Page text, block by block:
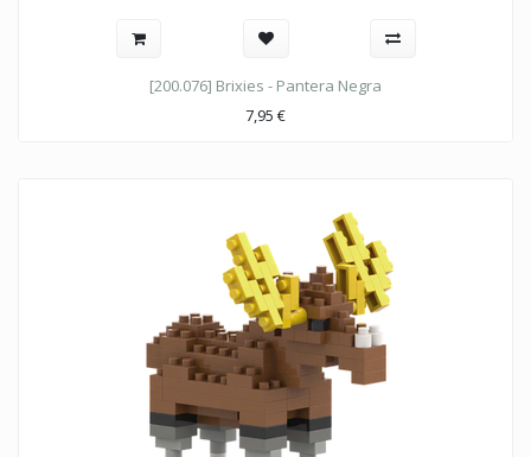
[200.076] Brixies - Pantera Negra
7,95 €